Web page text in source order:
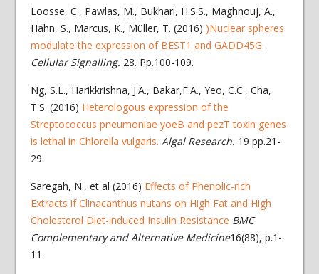
Loosse, C., Pawlas, M., Bukhari, H.S.S., Maghnouj, A.,
Hahn, S., Marcus, K., Müller, T. (2016) )Nuclear spheres
modulate the expression of BEST1 and GADD45G.
Cellular Signalling. 28. Pp.100-109.
Ng, S.L., Harikkrishna, J.A., Bakar,F.A., Yeo, C.C., Cha,
T.S. (2016) Heterologous expression of the
Streptococcus pneumoniae yoeB and pezT toxin genes
is lethal in Chlorella vulgaris. Algal Research. 19 pp.21-
29
Saregah, N., et al (2016) Effects of Phenolic-rich
Extracts if Clinacanthus nutans on High Fat and High
Cholesterol Diet-induced Insulin Resistance BMC
Complementary and Alternative Medicine16(88), p.1-
11.